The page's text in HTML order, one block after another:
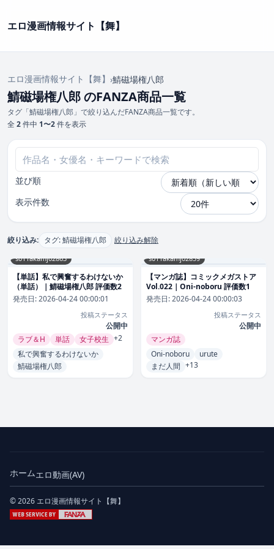
エロ漫画情報サイト【舞】
エロ漫画情報サイト【舞】 ›鯖磁場権八郎
鯖磁場権八郎 のFANZA商品一覧
タグ「鯖磁場権八郎」で絞り込んだFANZA商品一覧です。
全 2件中 1〜2件を表示
並び順
表示件数
絞り込み: タグ: 鯖磁場権八郎 絞り込み解除
s011akamj02863
【単話】私で興奮するわけないか
（単話）｜鯖磁場権八郎 評価数2
発売日:2026-04-24 00:00:01
投稿ステータス
公開中
ラブ＆H
単話 女子校生 +2
私で興奮するわけないか
鯖磁場権八郎
s011akamj02859
【マンガ誌】コミックメガストア
Vol.022｜Oni-noboru 評価数1
発売日:2026-04-24 00:00:03
投稿ステータス
公開中
マンガ誌
Oni-noboru
urute
まだ人間 +13
ホームエロ動画(AV)
© 2026 エロ漫画情報サイト【舞】